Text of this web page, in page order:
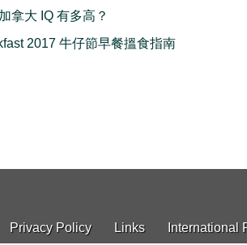
拿大 IQ 有多高？
2017 牛仔節早餐搵食指南
Privacy Policy Links International